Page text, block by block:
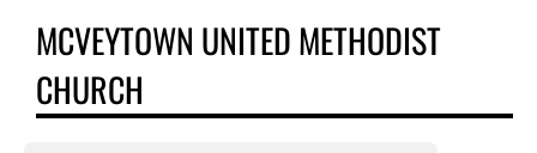
MCVEYTOWN UNITED METHODIST
CHURCH